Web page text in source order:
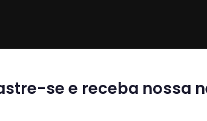
se e receba nossa